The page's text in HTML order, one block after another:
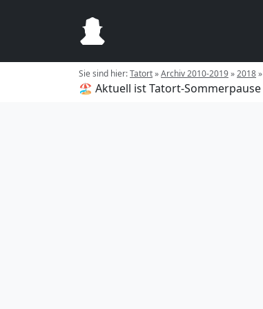
Sie sind hier:Tatort»Archiv 2010-2019»2018»
🏖️ Aktuell ist Tatort-Sommerpause